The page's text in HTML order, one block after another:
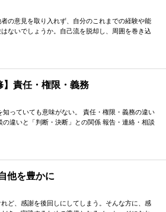
の意見を取り入れず、自分のこれまでの経験や能
ないでしょうか。自己流を脱却し、周囲を巻き込
】責任・権限・義務
っていても意味がない。 責任・権限・義務の違い
の違いと「判断・決断」との関係 報告・連絡・相談
理解し、チームワークを大きく向上したいリーダ
他を豊かに
ど、感謝を後回しにしてしまう。そんな方に、感